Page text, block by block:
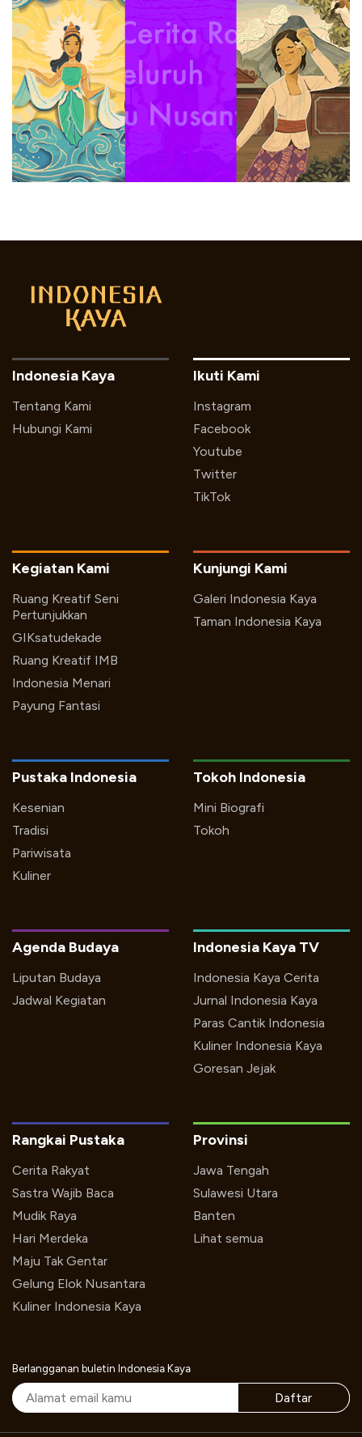
Indonesia Kaya
Tentang Kami
Hubungi Kami
Ikuti Kami
Instagram
Facebook
Youtube
Twitter
TikTok
Kegiatan Kami
Ruang Kreatif Seni
Pertunjukkan
GIKsatudekade
Ruang Kreatif IMB
Indonesia Menari
Payung Fantasi
Kunjungi Kami
Galeri Indonesia Kaya
Taman Indonesia Kaya
Pustaka Indonesia
Kesenian
Tradisi
Pariwisata
Kuliner
Tokoh Indonesia
Mini Biografi
Tokoh
Indonesia Kaya TV
Indonesia Kaya Cerita
Jurnal Indonesia Kaya
Paras Cantik Indonesia
Kuliner Indonesia Kaya
Goresan Jejak
Agenda Budaya
Liputan Budaya
Jadwal Kegiatan
Rangkai Pustaka
Cerita Rakyat
Sastra Wajib Baca
Mudik Raya
Hari Merdeka
Maju Tak Gentar
Gelung Elok Nusantara
Kuliner Indonesia Kaya
Provinsi
Jawa Tengah
Sulawesi Utara
Banten
Lihat semua
Berlangganan buletin Indonesia Kaya
Daftar